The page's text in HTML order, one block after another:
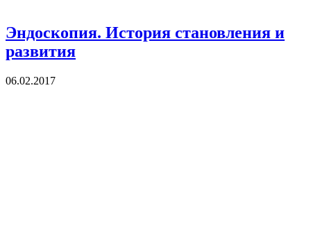
Эндоскопия. История становления и
развития
06.02.2017